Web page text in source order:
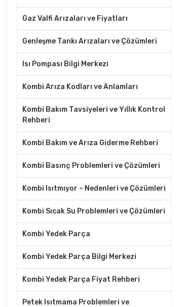
Gaz Valfi Arızaları ve Fiyatları
Genleşme Tankı Arızaları ve Çözümleri
Isı Pompası Bilgi Merkezi
Kombi Arıza Kodları ve Anlamları
Kombi Bakım Tavsiyeleri ve Yıllık Kontrol
Rehberi
Kombi Bakım ve Arıza Giderme Rehberi
Kombi Basınç Problemleri ve Çözümleri
Kombi Isıtmıyor – Nedenleri ve Çözümleri
Kombi Sıcak Su Problemleri ve Çözümleri
Kombi Yedek Parça
Kombi Yedek Parça Bilgi Merkezi
Kombi Yedek Parça Fiyat Rehberi
Petek Isıtmama Problemleri ve